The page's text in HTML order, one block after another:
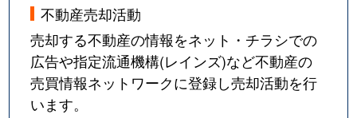
不動産売却活動
売却する不動産の情報をネット・チラシでの
広告や指定流通機構(レインズ)など不動産の
売買情報ネットワークに登録し売却活動を行
います。